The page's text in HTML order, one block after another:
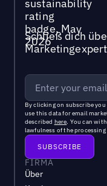
Schließ dich
By clicking on subscribe
use this data for email
described here. You can
lawfulness of the
FIRMA
Über